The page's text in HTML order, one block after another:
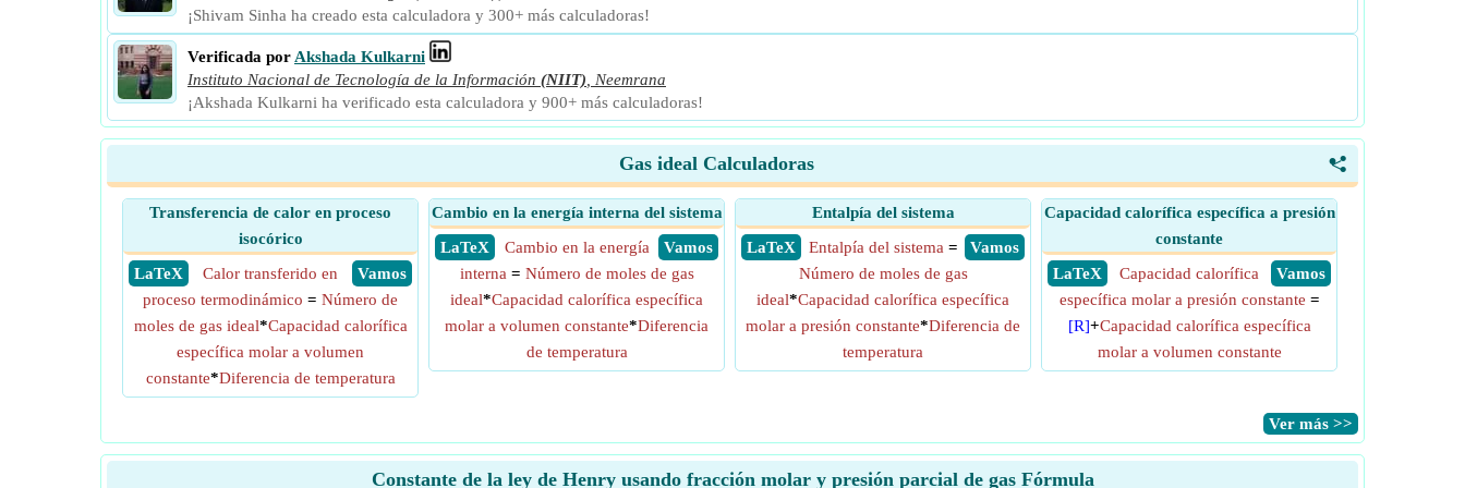
¡Shivam Sinha ha creado esta calculadora y 300+ más calculadoras!
Verificada por Akshada Kulkarni
Instituto Nacional de Tecnología de la Información (NIIT)
Neemrana
¡Akshada Kulkarni ha verificado esta calculadora y 900+ más calculadoras!
<
Gas ideal Calculadoras
Transferencia de calor en proceso
isocórico
​ LaTeX
​ Vamos
Calor transferido en
proceso termodinámico = Número de
moles de gas ideal*Capacidad calorífica
específica molar a volumen
constante*Diferencia de temperatura
Cambio en la energía interna del sistema
​ LaTeX
​ Vamos
Cambio en la energía
interna = Número de moles de gas
ideal*Capacidad calorífica específica
molar a volumen constante*Diferencia
de temperatura
Entalpía del sistema
​ LaTeX
​ Vamos
Entalpía del sistema =
Número de moles de gas
ideal*Capacidad calorífica específica
molar a presión constante*Diferencia de
temperatura
Capacidad calorífica específica a presión
constante
​ LaTeX
​ Vamos
Capacidad calorífica
específica molar a presión constante =
[R]+Capacidad calorífica específica
molar a volumen constante
​Ver más >>
Constante de la ley de Henry usando fracción molar y presión parcial de gas Fórmula